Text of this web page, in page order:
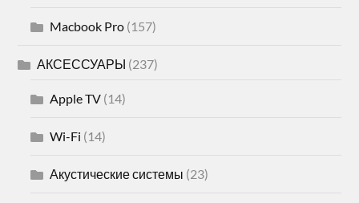
Macbook Pro (157)
АКСЕССУАРЫ (237)
Apple TV (14)
Wi-Fi (14)
Акустические системы (23)